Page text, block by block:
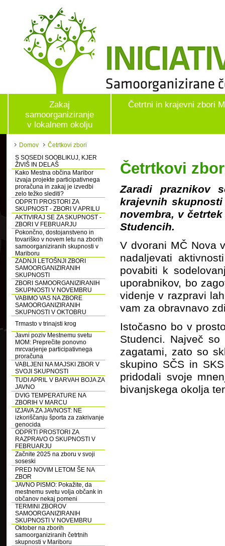
Zakaj
samoorganiziranje
v lokalnem okolju
Četrtni in krajevni zbori
Domov
Četrtkovi zbori
S SOSEDI SOOBLIKUJ, KJER
ŽIVIŠ IN DELAŠ
Kako Mestna občina Maribor
izvaja projekte participativnega
proračuna in zakaj je izvedbi
zelo težko slediti?
ODPRTI PROSTORI ZA
SKUPNOST - ZBORI V APRILU
AKTIVIRAJ SE ZA SKUPNOST -
ZBORI V FEBRUARJU
Pokončno, dostojanstveno in
tovariško v novem letu na zborih
samoorganiziranih skupnosti v
Mariboru
ZADNJI LETOŠNJI ZBORI
SAMOORGANIZIRANIH
SKUPNOSTI
ZBORI SAMOORGANIZIRANIH
SKUPNOSTI V NOVEMBRU
VABIMO VAS NA ZBORE
SAMOORGANIZIRANIH
SKUPNOSTI V OKTOBRU
Trmasto v trinajsti krog
Javni poziv Mestnemu svetu
MOM: Preprečite ponovno
mrcvarjenje participativnega
proračuna
VABLJENI NA MAJSKI ZBOR V
SVOJI SKUPNOSTI
TUDI APRIL V BARVAH BOJA ZA
JAVNO
DVIG TEMPERATURE NA
ZBORIH V MARCU
IZJAVA ZA JAVNOST: NE
izkoriščanju športa za zakrivanje
genocida
ODPRTI PROSTORI ZA
RAZPRAVO O SKUPNOSTI V
FEBRUARJU
Začnite 2025 na zboru v svoji
soseski
PRED NOVIM LETOM ŠE NA
ZBOR
JAVNO PISMO: Pokažite, da
mestnemu svetu volja občank in
občanov nekaj pomeni
TERMINI ZBOROV
SAMOORGANIZIRANIH
SKUPNOSTI V NOVEMBRU
Oktober na zborih
samoorganiziranih četrtnih
skupnosti v Mariboru
Četrtkovi
Zaradi praznikov
krajevnih
novembra, v
Studencih.
V dvorani MČ Nova
nadaljevati
povabiti k
uporabnikov, bo
videnje v razpravi
vam za obravnavo
Istočasno bo v
Studenci. Največ
zagatami, zato so
skupino SČS in
pridodali svoje
bivanjskega okolja